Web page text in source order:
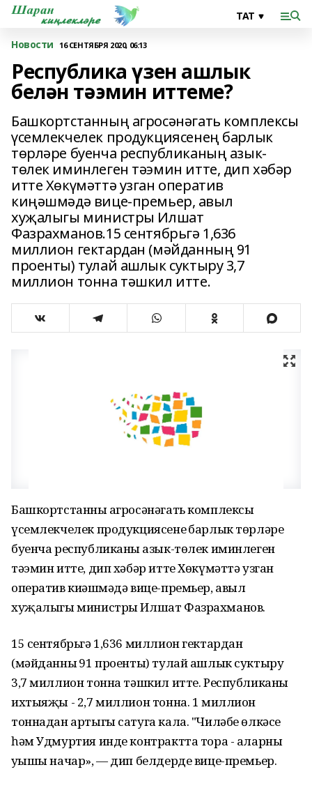
Новости 16 СЕНТЯБРЯ 2020, 06:13
Республика үзен ашлык
белән тәэмин иттеме?
Башкортстанның агросәнәгать комплексы
үсемлекчелек продукциясенең барлык
төрләре буенча республиканың азык-
төлек иминлеген тәэмин итте, дип хәбәр
итте Хөкүмәттә узган оператив
киңәшмәдә вице-премьер, авыл
хуҗалыгы министры Илшат
Фазрахманов.15 сентябрьгә 1,636
миллион гектардан (мәйданның 91
проенты) тулай ашлык суктыру 3,7
миллион тонна тәшкил итте.
Башкортстанның агросәнәгать комплексы
үсемлекчелек продукциясенең барлык төрләре
буенча республиканың азык-төлек иминлеген
тәэмин итте, дип хәбәр итте Хөкүмәттә узган
оператив киңәшмәдә вице-премьер, авыл
хуҗалыгы министры Илшат Фазрахманов.
15 сентябрьгә 1,636 миллион гектардан
(мәйданның 91 проенты) тулай ашлык суктыру
3,7 миллион тонна тәшкил итте. Республиканың
ихтыяҗы - 2,7 миллион тонна. 1 миллион
тоннадан артыгы сатуга кала. "Чиләбе өлкәсе
һәм Удмуртия инде контрактта тора - аларның
уңышы начар», — дип белдерде вице-премьер.